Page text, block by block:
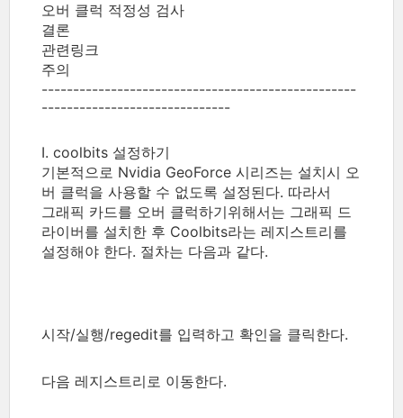
오버 클럭 적정성 검사
결론
관련링크
주의
--------------------------------------------------
------------------------------
I. coolbits 설정하기
기본적으로 Nvidia GeoForce 시리즈는 설치시 오
버 클럭을 사용할 수 없도록 설정된다. 따라서
그래픽 카드를 오버 클럭하기위해서는 그래픽 드
라이버를 설치한 후 Coolbits라는 레지스트리를
설정해야 한다. 절차는 다음과 같다.
시작/실행/regedit를 입력하고 확인을 클릭한다.
다음 레지스트리로 이동한다.